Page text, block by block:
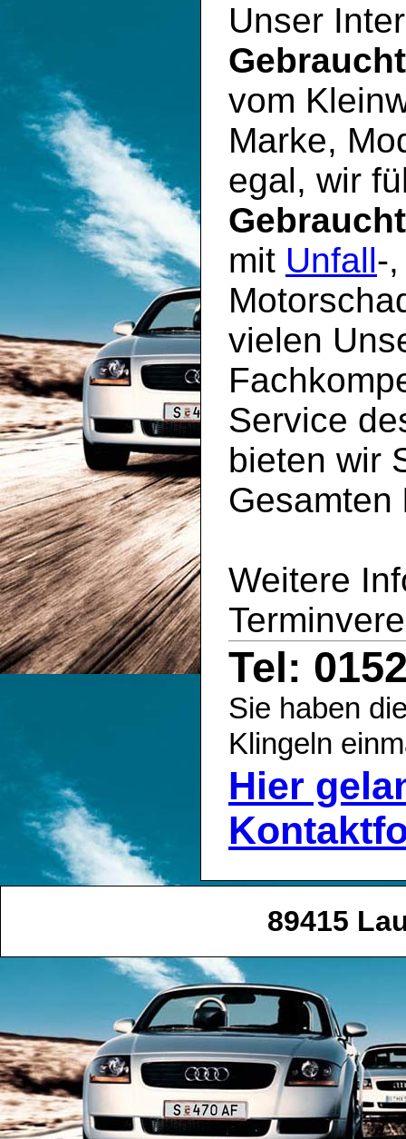
Unser
vom
Marke,
egal, wir
mit Unfall-
vielen
Service
bieten wir
Gesamten
Weitere
Tel:
Sie haben
Klingeln
Hier
89415